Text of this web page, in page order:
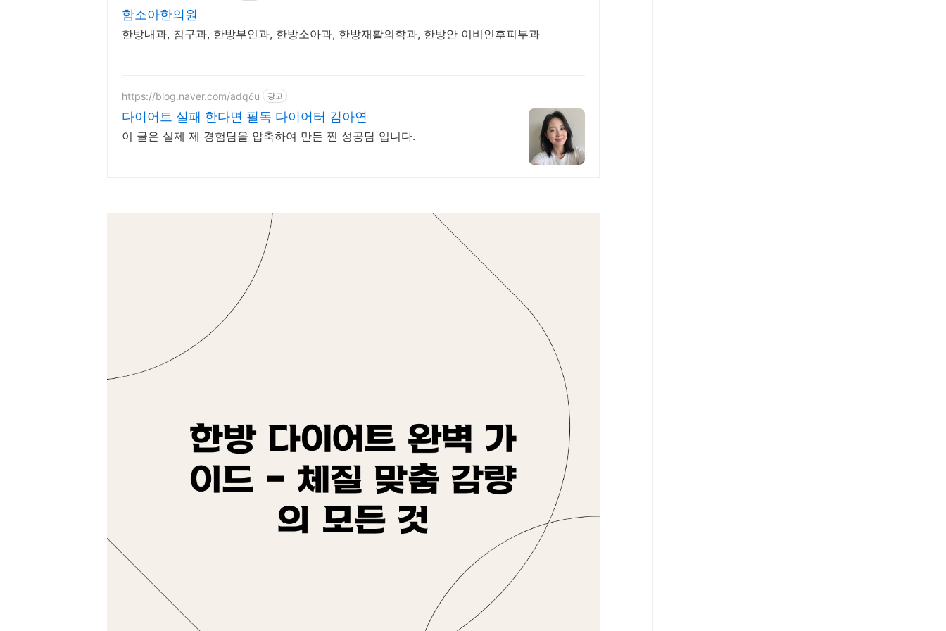
함소아한의원
한방내과, 침구과, 한방부인과, 한방소아과, 한방재활의학과, 한방안 이비인후피부과
https://blog.naver.com/adq6u 광고
다이어트 실패 한다면 필독 다이어터 김아연
이 글은 실제 제 경험담을 압축하여 만든 찐 성공담 입니다.